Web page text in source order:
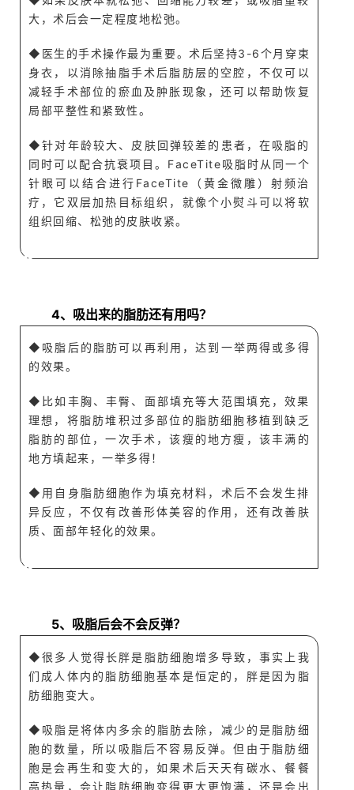
大，术后会一定程度地松弛。
◆医生的手术操作最为重要。术后坚持3-6个月穿束
身衣，以消除抽脂手术后脂肪层的空腔，不仅可以
减轻手术部位 的瘀血及肿胀现象，还可以帮助恢复
局部平整性和紧致性。
◆针对年龄较大、皮肤回弹较差的患者，在吸脂的
同时可以配合抗衰项目。FaceTite吸脂时从同一个
针眼可以结合进行FaceTite（黄金微雕）射频治
疗，它双层加热目标组织，就像个小熨斗可以将软
组织回缩、松弛的皮肤收紧。
A
4、吸出来的脂肪还有用吗？
◆ 吸脂后的脂肪可以再利用，达到一举两得或多得
的效果。
◆比如丰胸、丰臀、面部填充等大范围填充，效果
理想，将脂肪堆积过多部位的脂肪细胞移植到缺乏
脂肪的部位，一次手术，该瘦的地方瘦，该丰满的
地方填起来，一举多得！
◆用自身脂肪细胞作为填充材料，术后不会发生排
异反应，不仅有改善形体美容的作用，还有改善肤
质、面部年轻化的效果。
A
5、吸脂后会不会反弹？
◆很多人觉得长胖是脂肪细胞增多导致，事实上我
们成人体内的脂肪细胞基本是恒定的，胖是因为脂
肪细胞变大。
◆ 吸脂是将体内多余的脂肪去除，减少的是脂肪细
胞的数量，所以吸脂后不容易反弹。但由于脂肪细
胞是会再生和变大的，如果术后天天有碳水、餐餐
高热量，会让脂肪细胞变得更大更饱满，还是会出